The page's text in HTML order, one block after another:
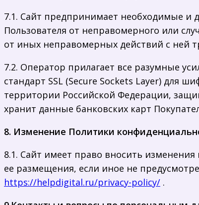
7.1. Сайт предпринимает необходимые и
Пользователя от неправомерного или
от иных неправомерных действий с ней
7.2. Оператор прилагает все разумные
стандарт SSL (Secure Sockets Layer) для
территории Российской Федерации,
хранит данные банковских карт
8. Изменение Политики
8.1. Сайт имеет право вносить
ее размещения, если иное не
https://helpdigital.ru/privacy-policy/ .